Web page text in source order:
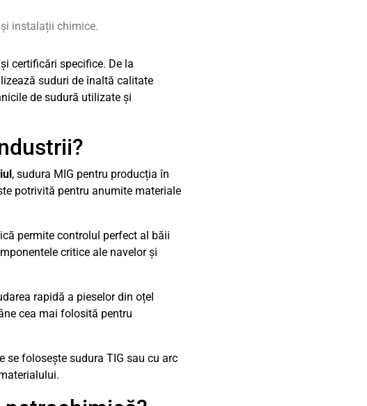
instalații chimice.
certificări specifice. De la
suduri de înaltă calitate
de sudură utilizate și
, sudura MIG pentru producția în
potrivită pentru anumite materiale
permite controlul perfect al băii
critice ale navelor și
rapidă a pieselor din oțel
cea mai folosită pentru
se folosește sudura TIG sau cu arc